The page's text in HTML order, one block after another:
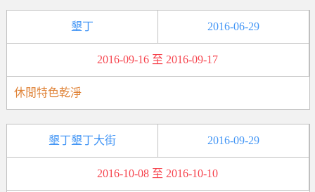
墾丁 2016-06-29
2016-09-16 至 2016-09-17
休閒特色乾淨
墾丁墾丁大街 2016-09-29
2016-10-08 至 2016-10-10